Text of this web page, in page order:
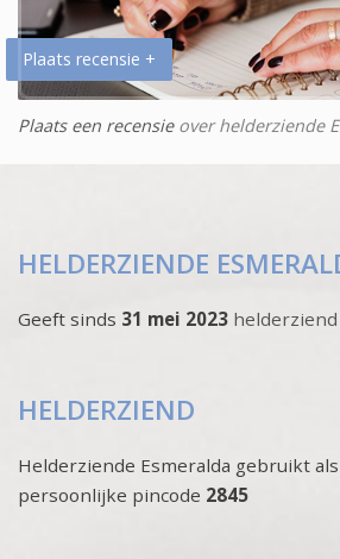
Plaats recensie +
Plaats een recensieover helderziende
HELDERZIENDE
Geeft sinds 31 mei 2023
HELDERZIEND
Helderziende Esmeralda gebruikt als
persoonlijke pincode 2845